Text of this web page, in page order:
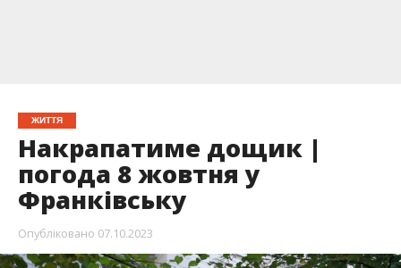
ЖИТТЯ
Накрапатиме дощик |
погода 8 жовтня у
Франківську
Опубліковано 07.10.2023